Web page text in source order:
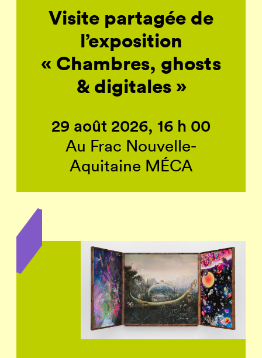
Visite partagée de
l’exposition
« Chambres, ghosts
& digitales »
29 août 2026, 16 h 00
Au Frac Nouvelle-
Aquitaine MÉCA